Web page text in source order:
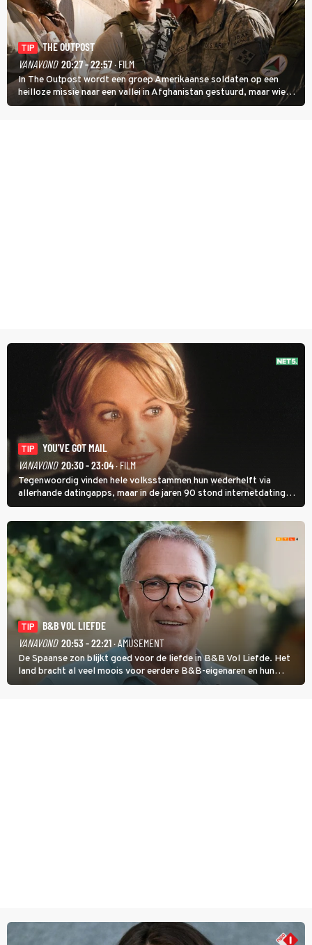
TIP
THE OUTPOST
VANAVOND 20:27 - 22:57· FILM
In The Outpost wordt een groep Amerikaanse soldaten op een
heilloze missie naar een vallei in Afghanistan gestuurd, maar wie
overleeft daar een aanval?
TIP
YOU'VE GOT MAIL
VANAVOND 20:30 - 23:04· FILM
Tegenwoordig vinden hele volksstammen hun wederhelft via
allerhande datingapps, maar in de jaren 90 stond internetdating
nog in de kinderschoenen. In de film You've Got Mail zie je dat
terug.
TIP
B&B VOL LIEFDE
VANAVOND 20:53 - 22:21· AMUSEMENT
De Spaanse zon blijkt goed voor de liefde in B&B Vol Liefde. Het
land bracht al veel moois voor eerdere B&B-eigenaren en hun
partners. Ook Paul runt zijn gastenverblijf in Spanje. De 62-jarige